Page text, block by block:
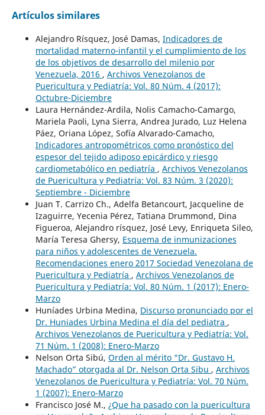
Artículos similares
Alejandro Rísquez, José Damas, Indicadores de
mortalidad materno-infantil y el cumplimiento de los
de los objetivos de desarrollo del milenio por
Venezuela, 2016 , Archivos Venezolanos de
Puericultura y Pediatría: Vol. 80 Núm. 4 (2017):
Octubre-Diciembre
Laura Hernández-Ardila, Nolis Camacho-Camargo,
Mariela Paoli, Lyna Sierra, Andrea Jurado, Luz Helena
Páez, Oriana López, Sofía Alvarado-Camacho,
Indicadores antropométricos como pronóstico del
espesor del tejido adiposo epicárdico y riesgo
cardiometabólico en pediatría , Archivos Venezolanos
de Puericultura y Pediatría: Vol. 83 Núm. 3 (2020):
Septiembre - Diciembre
Juan T. Carrizo Ch., Adelfa Betancourt, Jacqueline de
Izaguirre, Yecenia Pérez, Tatiana Drummond, Dina
Figueroa, Alejandro rísquez, José Levy, Enriqueta Sileo,
María Teresa Ghersy, Esquema de inmunizaciones
para niños y adolescentes de Venezuela.
Recomendaciones enero 2017 Sociedad Venezolana de
Puericultura y Pediatría , Archivos Venezolanos de
Puericultura y Pediatría: Vol. 80 Núm. 1 (2017): Enero-
Marzo
Huníades Urbina Medina, Discurso pronunciado por el
Dr. Huniades Urbina Medina el día del pediatra ,
Archivos Venezolanos de Puericultura y Pediatría: Vol.
71 Núm. 1 (2008): Enero-Marzo
Nelson Orta Sibú, Orden al mérito “Dr. Gustavo H.
Machado” otorgada al Dr. Nelson Orta Sibu , Archivos
Venezolanos de Puericultura y Pediatría: Vol. 70 Núm.
1 (2007): Enero-Marzo
Francisco José M., ¿Que ha pasado con la puericultura